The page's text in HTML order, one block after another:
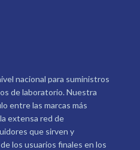
nacional para suministros
de laboratorio. Nuestra
entre las marcas más
extensa red de
que sirven y
los usuarios finales en los